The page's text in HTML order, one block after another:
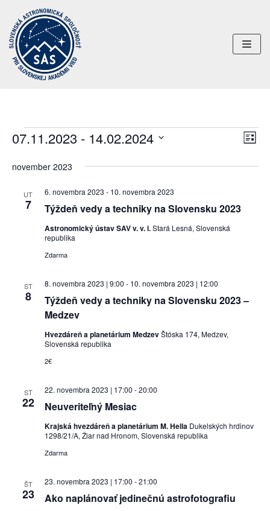
Preskočiť
na
obsah
07.11.2023 - 14.02.2024
dátum.
november 2023
UT
7 Týždeň vedy a techniky na Slovensku 2023
6. novembra 2023 - 10. novembra 2023
Astronomický ústav SAV v. v. i.Stará Lesná, Slovenská
republika
Zdarma
ST
8
Týždeň vedy a techniky na Slovensku 2023 –
Medzev
8. novembra 2023 | 9:00 - 10. novembra 2023 | 12:00
Hvezdáreň a planetárium MedzevŠtóska 174, Medzev,
Slovenská republika
2€
ST
22 Neuveriteľný Mesiac
22. novembra 2023 | 17:00 -20:00
Krajská hvezdáreň a planetárium M. Hella Dukelských hrdinov
1298/21/A, Žiar nad Hronom, Slovenská republika
Zdarma
ŠT
23 Ako naplánovať jedinečnú astrofotografiu
23. novembra 2023 | 17:00 -21:00